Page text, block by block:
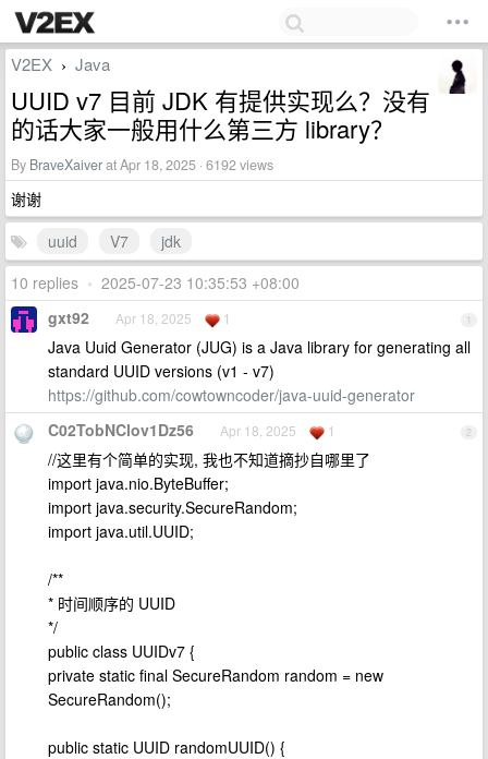
V2EX › Java
UUID v7 目前 JDK 有提供实现么？没有
的话大家一般用什么第三方 library？
By BraveXaiverat Apr 18, 2025 · 6192 views
谢谢
uuid
V7
jdk
10 replies • 2025-07-23 10:35:53 +08:00
1
gxt92 Apr 18, 2025 1
Java Uuid Generator (JUG) is a Java library for generating all
standard UUID versions (v1 - v7)
https://github.com/cowtowncoder/java-uuid-generator
2
C02TobNClov1Dz56 Apr 18, 2025 1
//这里有个简单的实现, 我也不知道摘抄自哪里了
import java.nio.ByteBuffer;
import java.security.SecureRandom;
import java.util.UUID;
/**
* 时间顺序的 UUID
*/
public class UUIDv7 {
private static final SecureRandom random = new
SecureRandom();
public static UUID randomUUID() {